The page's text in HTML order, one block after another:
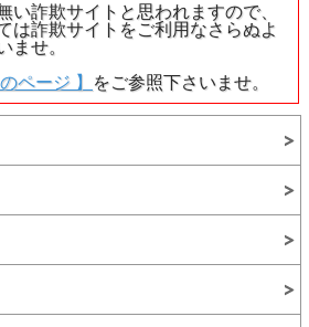
い詐欺サイトと思われますので、
は詐欺サイトをご利用なさらぬよ
ませ。
ページ 】 をご参照下さいませ。